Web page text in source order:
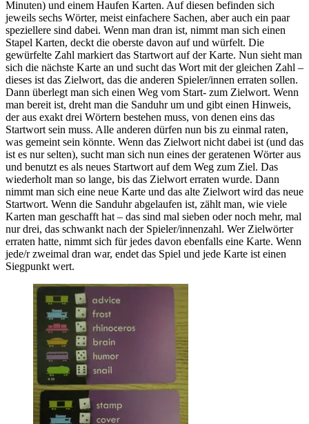
Minuten) und einem Haufen Karten. Auf diesen befinden sich
jeweils sechs Wörter, meist einfachere Sachen, aber auch ein paar
speziellere sind dabei. Wenn man dran ist, nimmt man sich einen
Stapel Karten, deckt die oberste davon auf und würfelt. Die
gewürfelte Zahl markiert das Startwort auf der Karte. Nun sieht man
sich die nächste Karte an und sucht das Wort mit der gleichen Zahl –
dieses ist das Zielwort, das die anderen Spieler/innen erraten sollen.
Dann überlegt man sich einen Weg vom Start- zum Zielwort. Wenn
man bereit ist, dreht man die Sanduhr um und gibt einen Hinweis,
der aus exakt drei Wörtern bestehen muss, von denen eins das
Startwort sein muss. Alle anderen dürfen nun bis zu einmal raten,
was gemeint sein könnte. Wenn das Zielwort nicht dabei ist (und das
ist es nur selten), sucht man sich nun eines der geratenen Wörter aus
und benutzt es als neues Startwort auf dem Weg zum Ziel. Das
wiederholt man so lange, bis das Zielwort erraten wurde. Dann
nimmt man sich eine neue Karte und das alte Zielwort wird das neue
Startwort. Wenn die Sanduhr abgelaufen ist, zählt man, wie viele
Karten man geschafft hat – das sind mal sieben oder noch mehr, mal
nur drei, das schwankt nach der Spieler/innenzahl. Wer Zielwörter
erraten hatte, nimmt sich für jedes davon ebenfalls eine Karte. Wenn
jede/r zweimal dran war, endet das Spiel und jede Karte ist einen
Siegpunkt wert.